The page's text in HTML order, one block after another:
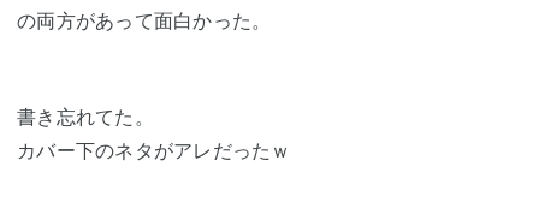
の両方があって面白かった。
書き忘れてた。
カバー下のネタがアレだったｗ